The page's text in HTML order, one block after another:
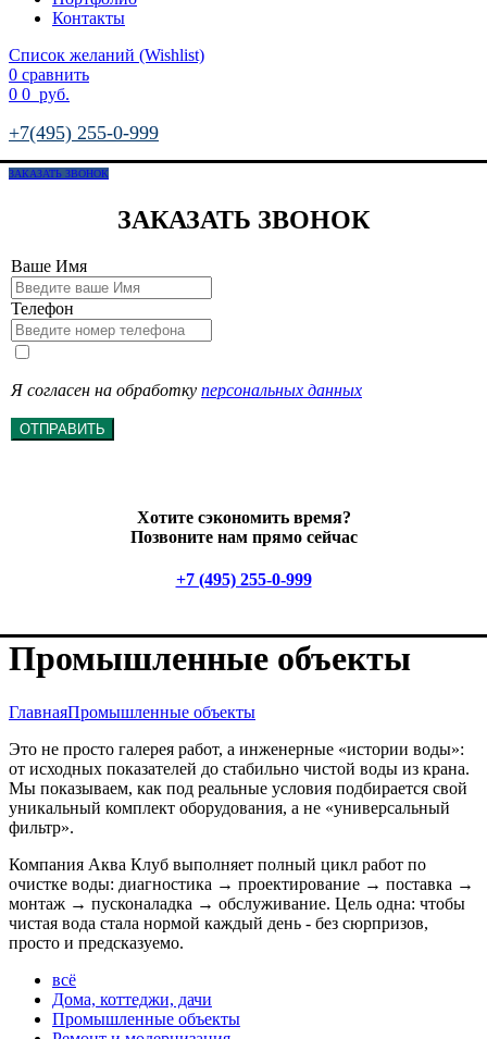
Контакты
Список желаний (Wishlist)
0 сравнить
0 0 руб.
+7(495) 255-0-999
ЗАКАЗАТЬ ЗВОНОК
ЗАКАЗАТЬ ЗВОНОК
Ваше Имя
Телефон
Я согласен на обработку персональных данных
ОТПРАВИТЬ
Хотите сэкономить время?
Позвоните нам прямо сейчас
+7 (495) 255-0-999
Промышленные объекты
ГлавнаяПромышленные объекты
Это не просто галерея работ, а инженерные «истории воды»:
от исходных показателей до стабильно чистой воды из крана.
Мы показываем, как под реальные условия подбирается свой
уникальный комплект оборудования, а не «универсальный
фильтр».
Компания Аква Клуб выполняет полный цикл работ по
очистке воды: диагностика → проектирование → поставка →
монтаж → пусконаладка → обслуживание. Цель одна: чтобы
чистая вода стала нормой каждый день - без сюрпризов,
просто и предсказуемо.
всё
Дома, коттеджи, дачи
Промышленные объекты